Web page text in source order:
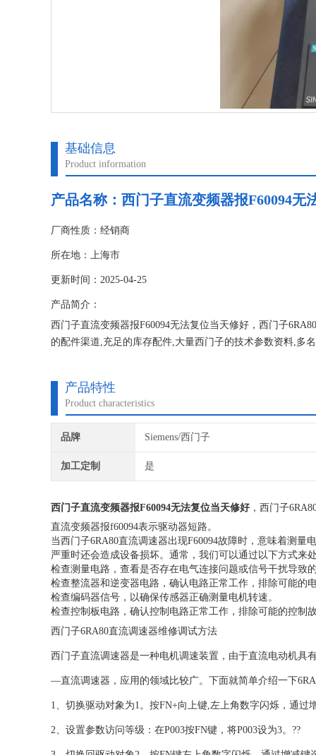
基础信息
Product information
产品名称： 西门子直流变频器报F60094无
厂商性质：经销商
所在地：上海市
更新时间：2025-04-25
产品简介：
西门子直流变频器报F60094无法复位当天修好，西门子
的配件渠道,充足的库存配件,大量西门子的技术参数资料,多
产品特性
Product characteristics
品牌 Siemens/西门子
加工定制 是
西门子直流变频器报F60094无法复位当天修好 ，西门子
直流变频器报f60094表示驱动器短路。
当西门子6RA80直流调速器出现F60094故障时，意味着测
严重时还会造成设备损坏。通常，我们可以通过以下方式来
检查测量电路，查看是否存在电气连接问题或信号干扰导致
检查整流器和逆变器电路，确认电路正常工作，排除可能的
检查编码器信号，以确保传感器正确测量电机转速。
检查控制板电路，确认控制电路正常工作，排除可能的控制
西门子6RA80直流调速器维修调试方法
西门子直流调速器是一种电机调速装置，由于直流电动机具
—直流调速器，应用的领域比较广。下面就简单介绍一下
1、切换驱动对象为1。按FN+向上键,左上角数字闪烁，通过
2、设置参数访问等级：在P003按FN键，将P003设为3。??